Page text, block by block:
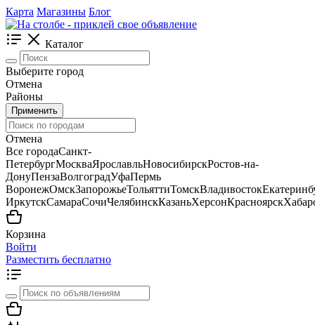
Карта Магазины Блог
Каталог
Выберите город
Отмена
Районы
Применить
Отмена
Все городаСанкт-
ПетербургМоскваЯрославльНовосибирскРостов-на-
ДонуПензаВолгоградУфаПермь
ВоронежОмскЗапорожьеТольяттиТомскВладивосток
ИркутскСамараСочиЧелябинскКазаньХерсонКрасноярск
Корзина
Войти
Разместить бесплатно